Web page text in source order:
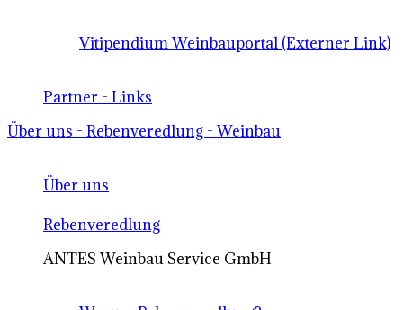
Vitipendium Weinbauportal (Externer Link)
Partner - Links
Über uns - Rebenveredlung - Weinbau
Über uns
Rebenveredlung
ANTES Weinbau Service GmbH